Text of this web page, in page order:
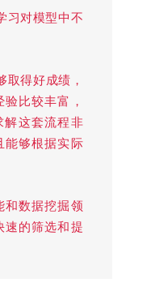
习对模型中不
取得好成绩，
比较丰富，
这套流程非
能够根据实际
和数据挖掘领
速的筛选和提